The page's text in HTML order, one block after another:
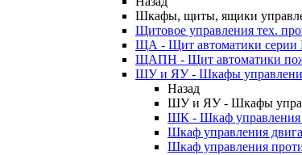
Шкафы, щиты, ящики
Щитовое управления тех.
ЩА - Щит автоматики
ЩАПН - Щит автоматики
ШУ и ЯУ - Шкафы
Назад
ШУ и ЯУ - Шкафы
ШК - Шкаф управления
Шкаф управления
Шкаф управления